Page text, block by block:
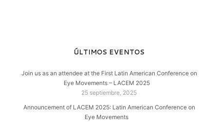
ÚLTIMOS EVENTOS
Join us as an attendee at the First Latin American Conference on
Eye Movements – LACEM 2025
25 septiembre, 2025
Announcement of LACEM 2025: Latin American Conference on
Eye Movements